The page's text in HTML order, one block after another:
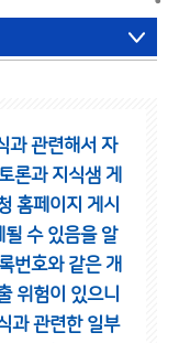
과 관련해서 자
론과 지식샘 게
홈페이지 게시
수 있음을 알
번호와 같은 개
위험이 있으니
과 관련한 일부